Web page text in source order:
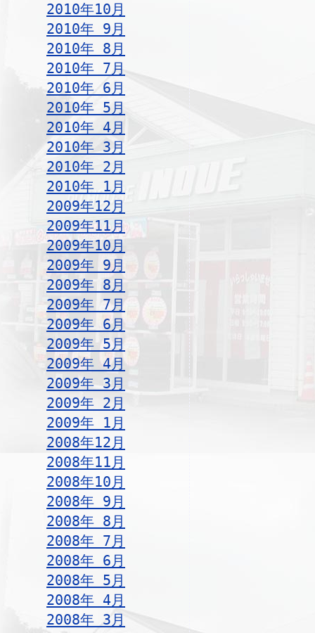
2010年10月
2010年 9月
2010年 8月
2010年 7月
2010年 6月
2010年 5月
2010年 4月
2010年 3月
2010年 2月
2010年 1月
2009年12月
2009年11月
2009年10月
2009年 9月
2009年 8月
2009年 7月
2009年 6月
2009年 5月
2009年 4月
2009年 3月
2009年 2月
2009年 1月
2008年12月
2008年11月
2008年10月
2008年 9月
2008年 8月
2008年 7月
2008年 6月
2008年 5月
2008年 4月
2008年 3月